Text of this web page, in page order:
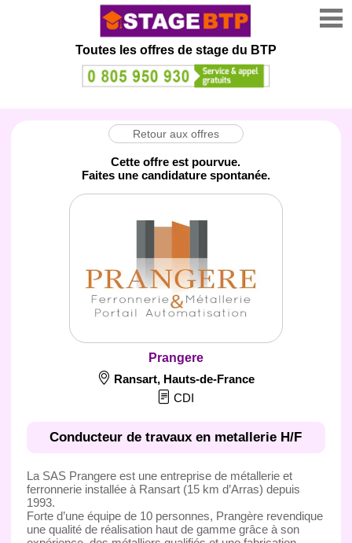
Toutes les offres de stage du BTP
Retour aux offres
Cette offre est pourvue.
Faites une candidature spontanée.
Prangere
Ransart, Hauts-de-France
CDI
Conducteur de travaux en metallerie H/F
La SAS Prangere est une entreprise de métallerie et
ferronnerie installée à Ransart (15 km d’Arras) depuis
1993.
Forte d’une équipe de 10 personnes, Prangère revendique
une qualité de réalisation haut de gamme grâce à son